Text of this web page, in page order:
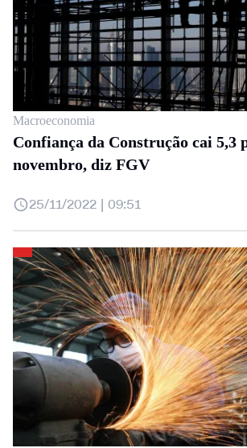
Macroeconomia
Confiança da Construção cai 5,3
novembro, diz FGV
25/11/2022 | 09:51